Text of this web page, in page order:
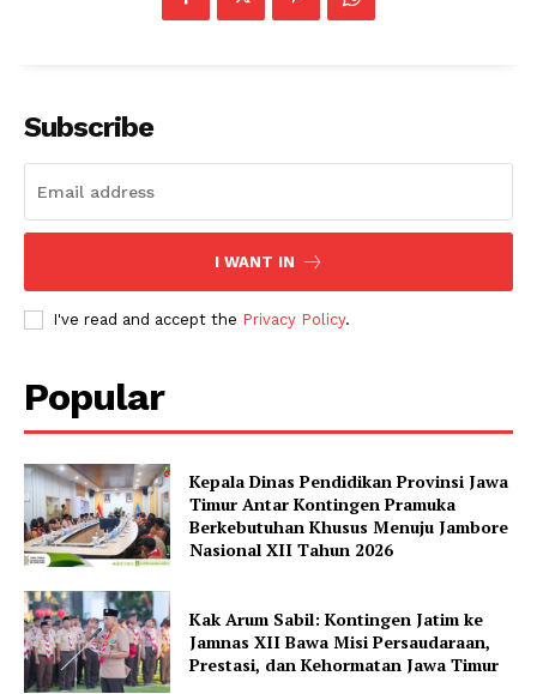
Subscribe
I WANT IN
I've read and accept the Privacy Policy.
Popular
Kepala Dinas Pendidikan Provinsi Jawa
Timur Antar Kontingen Pramuka
Berkebutuhan Khusus Menuju Jambore
Nasional XII Tahun 2026
Kak Arum Sabil: Kontingen Jatim ke
Jamnas XII Bawa Misi Persaudaraan,
Prestasi, dan Kehormatan Jawa Timur